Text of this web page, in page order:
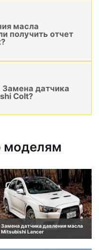
масла
получить отчет
датчика
Colt?
моделям
Замена датчика давления масла
Mitsubishi Lancer